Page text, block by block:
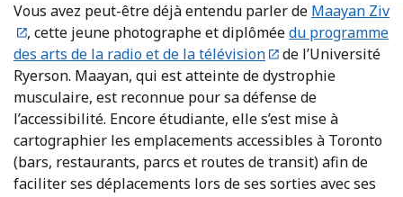
Vous avez peut-être déjà entendu parler de Maayan Ziv
, cette jeune photographe et diplôméedu programme
des arts de la radio et de la télévision
de l’Université
Ryerson. Maayan, qui est atteinte de dystrophie
musculaire, est reconnue pour sa défense de
l’accessibilité. Encore étudiante, elle s’est mise à
cartographier les emplacements accessibles à Toronto
(bars, restaurants, parcs et routes de transit) afin de
faciliter ses déplacements lors de ses sorties avec ses